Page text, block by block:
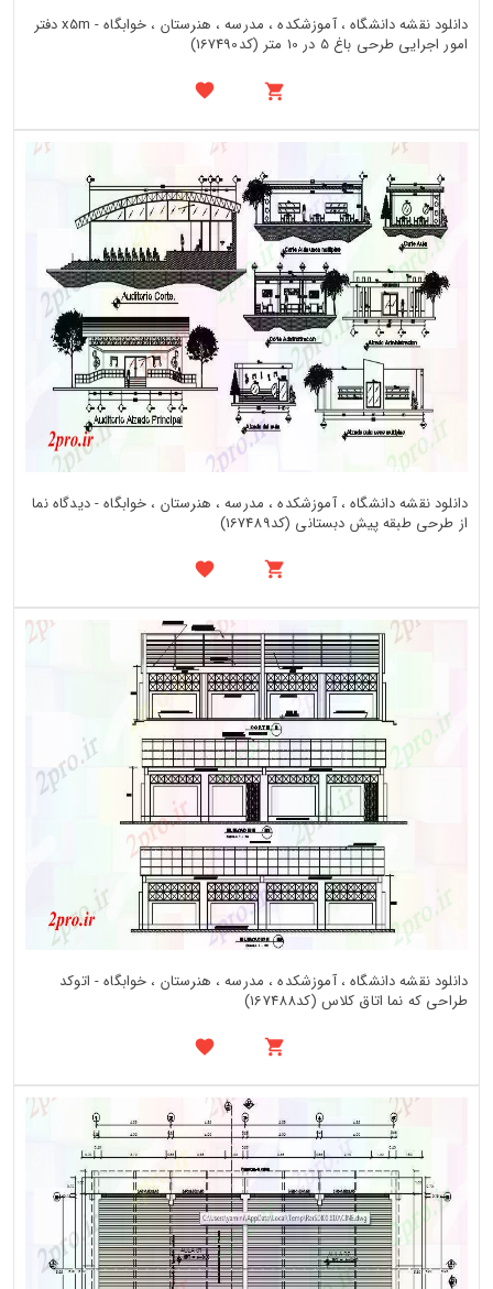
دانلود نقشه دانشگاه ، آموزشکده ، مدرسه ، هنرستان ، خوابگاه - x5m دفتر
امور اجرایی طرحی باغ 5 در 10 متر (کد167490)
دانلود نقشه دانشگاه ، آموزشکده ، مدرسه ، هنرستان ، خوابگاه - دیدگاه نما
از طرحی طبقه پیش دبستانی (کد167489)
دانلود نقشه دانشگاه ، آموزشکده ، مدرسه ، هنرستان ، خوابگاه - اتوکد
طراحی که نما اتاق کلاس (کد167488)